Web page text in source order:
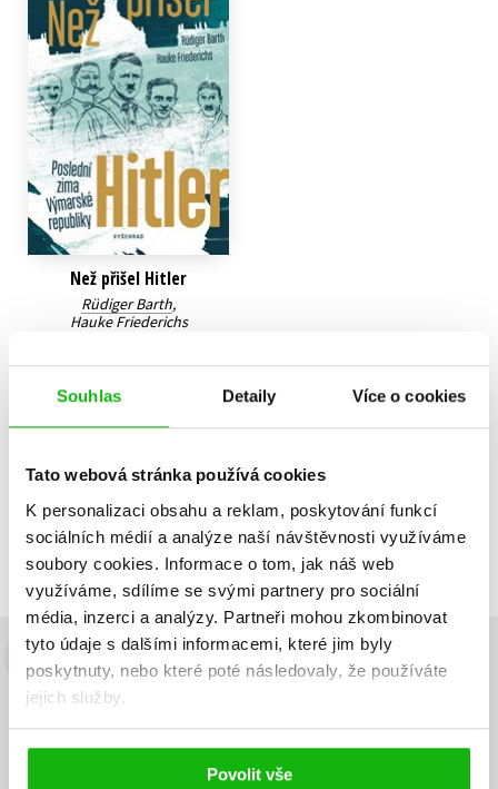
Souhlas Detaily Více o cookies
Tato webová stránka používá cookies
K personalizaci obsahu a reklam, poskytování funkcí
sociálních médií a analýze naší návštěvnosti využíváme
soubory cookies. Informace o tom, jak náš web
využíváme, sdílíme se svými partnery pro sociální
média, inzerci a analýzy. Partneři mohou zkombinovat
tyto údaje s dalšími informacemi, které jim byly
poskytnuty, nebo které poté následovaly, že používáte
jejich služby.
Povolit vše
Než přišel Hitler
Rüdiger Barth,
Hauke Friederichs
Do košíku
Zobraz záznamů
Zobrazuji 1 až 1 z celkem 1 záznamů
Předchozí 1 Další
Budete to vědět jako první!
Zajímá Vás, jaký knižní hit právě vychází, na jaké zboží je výhodná
sleva, jaká běží soutěž o ceny? Přihlášením k odběru našich e-